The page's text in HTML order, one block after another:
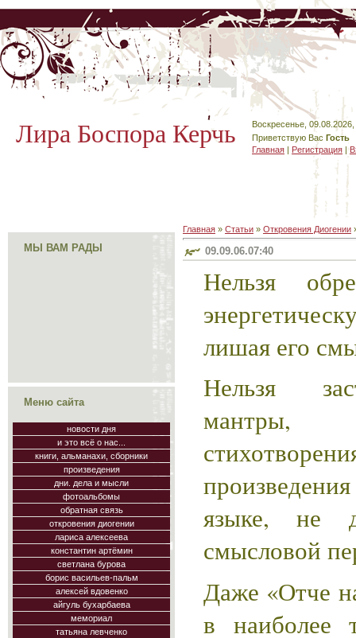
Лира Боспора Керчь
Воскресенье,
Приветствую Вас Гость
Главная | Регистрация |
МЫ ВАМ РАДЫ
Меню сайта
новости дня
и это всё о нас...
книги, альманахи, сборники
произведения
дни. дела и мысли
фотоальбомы
обратная связь
откровения диогении
лариса алексеева
константин артёмин
светлана бурова
борис васильев-пальм
алексей вдовенко
айгуль бухарбаева
мемориал
татьяна левченко
Главная » Статьи » Откровения Диогении
09.09.06.07:40
Нельзя
лишая его
Нельзя
мантры,
языке, не
смысловой
Даже «Отче
в наиболее